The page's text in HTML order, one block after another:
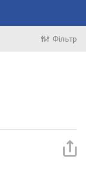
Фільтр